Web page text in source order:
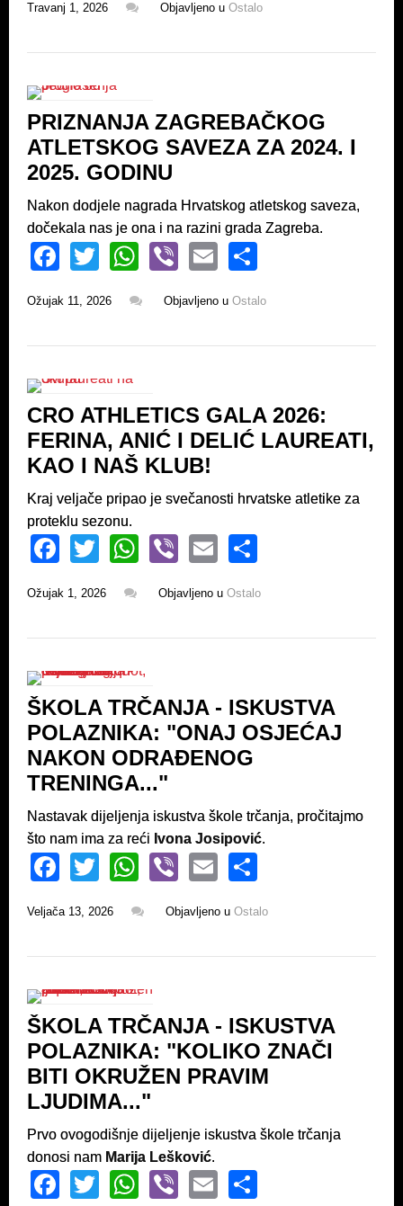
c
e
o
k
tt
er
at
s
p
er ail ar
e
Travanj 1, 2026 Objavljeno u Ostalo
PRIZNANJA ZAGREBAČKOG
ATLETSKOG SAVEZA ZA 2024. I
2025. GODINU
Nakon dodjele nagrada Hrvatskog atletskog saveza,
dočekala nas je ona i na razini grada Zagreba.
F
c
e
o
k
T
tt
er
W
at
s
p
Vi
er
E
ail ar
e
Ožujak 11, 2026 Objavljeno u Ostalo
CRO ATHLETICS GALA 2026:
FERINA, ANIĆ I DELIĆ LAUREATI,
KAO I NAŠ KLUB!
Kraj veljače pripao je svečanosti hrvatske atletike za
proteklu sezonu.
F
c
e
o
k
T
tt
er
W
at
s
p
p
Vi
er
E
ail ar
e
Ožujak 1, 2026 Objavljeno u Ostalo
ŠKOLA TRČANJA - ISKUSTVA
POLAZNIKA: "ONAJ OSJEĆAJ
NAKON ODRAĐENOG
TRENINGA..."
Nastavak dijeljenja iskustva škole trčanja, pročitajmo
što nam ima za reći Ivona Josipović.
F
c
e
o
k
T
tt
er
W
at
s
p
p
Vi
er
E
ail ar
e
Veljača 13, 2026 Objavljeno u Ostalo
ŠKOLA TRČANJA - ISKUSTVA
POLAZNIKA: "KOLIKO ZNAČI
BITI OKRUŽEN PRAVIM
LJUDIMA..."
Prvo ovogodišnje dijeljenje iskustva škole trčanja
donosi nam Marija Lešković.
F
T
W
Vi
E